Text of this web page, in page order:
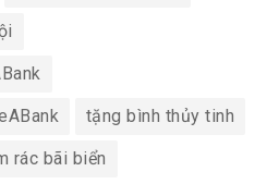
tặng bình thủy tinh
rác bãi biển